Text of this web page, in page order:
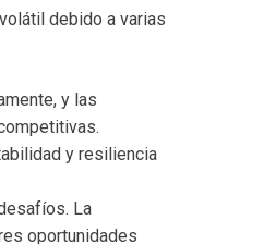
debido a varias
y las
y resiliencia
La
oportunidades